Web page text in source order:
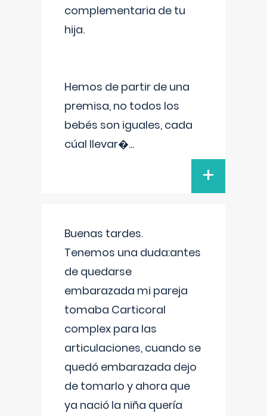
complementaria de tu
hija.
Hemos de partir de una
premisa, no todos los
bebés son iguales, cada
cúal llevar�...
+
Buenas tardes.
Tenemos una duda:antes
de quedarse
embarazada mi pareja
tomaba Carticoral
complex para las
articulaciones, cuando se
quedó embarazada dejo
de tomarlo y ahora que
ya nació la niña quería